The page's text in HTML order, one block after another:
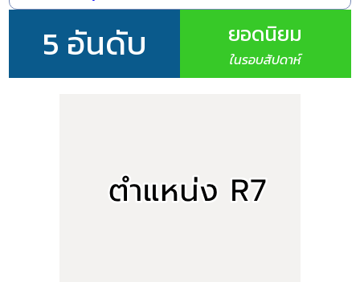
5 อันดับ ยอดนิยม
ในรอบสัปดาห์